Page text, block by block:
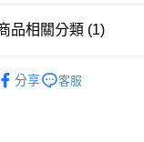
筆NT$65，滿NT$490(
每筆NT$65，滿NT$490(
品相關分類 (1)
分享
客服